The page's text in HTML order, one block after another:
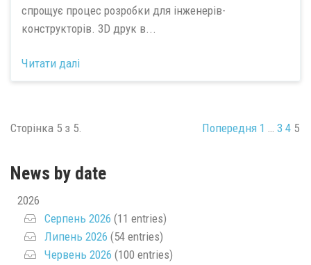
спрощує процес розробки для інженерів-
конструкторів. 3D друк в...
Читати далі
Сторінка 5 з 5. Попередня 1 … 3 4 5
News by date
2026
Серпень 2026 (11 entries)
Липень 2026 (54 entries)
Червень 2026 (100 entries)